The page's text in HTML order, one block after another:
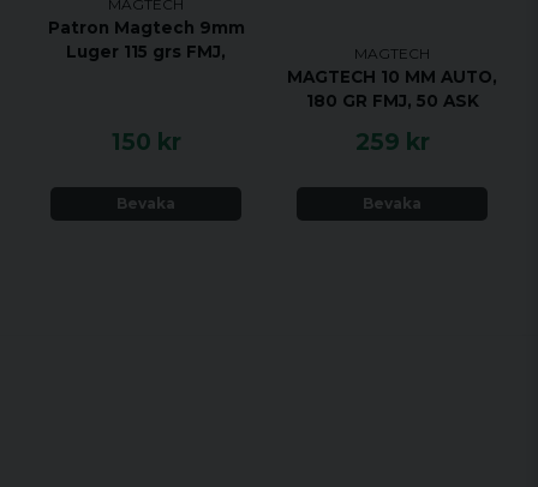
MAGTECH
Patron Magtech 9mm
Luger 115 grs FMJ,
150 kr
Bevaka
MAGTECH
MAGTECH 10 MM AUTO,
180 GR FMJ, 50 ASK
259 kr
Bevaka